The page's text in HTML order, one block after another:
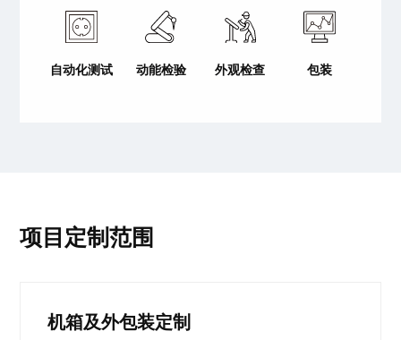
自动化测试 动能检验 外观检查 包装
项目定制范围
机箱及外包装定制